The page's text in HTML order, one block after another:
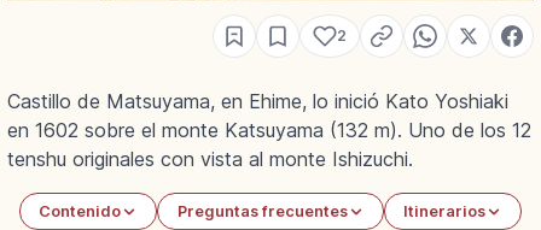
2
Castillo de Matsuyama, en Ehime, lo inició Kato Yoshiaki
en 1602 sobre el monte Katsuyama (132 m). Uno de los 12
tenshu originales con vista al monte Ishizuchi.
Contenido Preguntas frecuentes Itinerarios